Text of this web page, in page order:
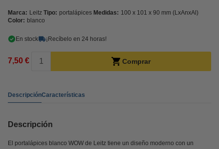
Marca: Leitz Tipo: portalápices Medidas: 100 x 101 x 90 mm (LxAnxAl)
Color: blanco
En stock ¡Recíbelo en 24 horas!
7,50 € Comprar
DescripciónCaracterísticas
Descripción
El portalápices blanco WOW de Leitz tiene un diseño moderno con un